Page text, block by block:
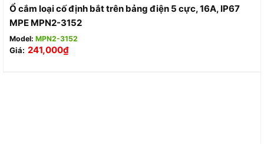
Ổ cắm loại cố định bắt trên bảng điện 5 cực, 16A, IP67
MPE MPN2-3152
Model: MPN2-3152
Giá: 241,000₫